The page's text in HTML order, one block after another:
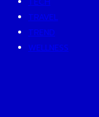
TRAVEL
TREND
WELLNESS